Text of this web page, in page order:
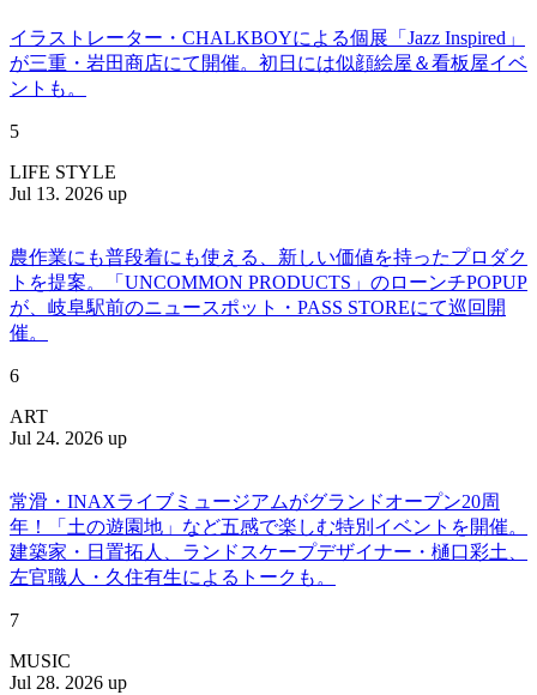
イラストレーター・CHALKBOYによる個展「Jazz Inspired」
が三重・岩田商店にて開催。初日には似顔絵屋＆看板屋イベ
ントも。
5
LIFE STYLE
Jul 13. 2026 up
農作業にも普段着にも使える、新しい価値を持ったプロダク
トを提案。「UNCOMMON PRODUCTS」のローンチPOPUP
が、岐阜駅前のニュースポット・PASS STOREにて巡回開
催。
6
ART
Jul 24. 2026 up
常滑・INAXライブミュージアムがグランドオープン20周
年！「土の遊園地」など五感で楽しむ特別イベントを開催。
建築家・日置拓人、ランドスケープデザイナー・樋口彩土、
左官職人・久住有生によるトークも。
7
MUSIC
Jul 28. 2026 up